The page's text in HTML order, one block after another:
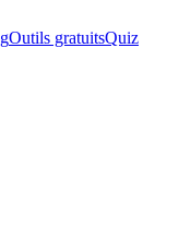
Outils gratuitsQuiz